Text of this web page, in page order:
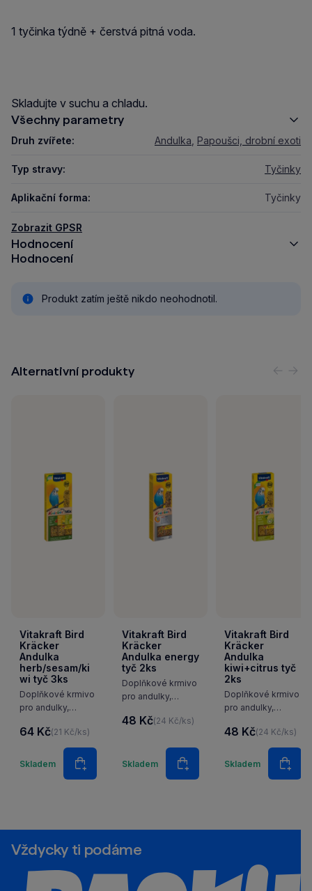
1 tyčinka týdně + čerstvá pitná voda.
Skladujte v suchu a chladu.
Všechny parametry
Druh zvířete: Andulka, Papoušci, drobní exoti
Typ stravy: Tyčinky
Aplikační forma: Tyčinky
Zobrazit GPSR
Hodnocení
Hodnocení
Produkt zatím ještě nikdo neohodnotil.
Alternativní produkty
Vitakraft Bird
Kräcker
Andulka
herb/sesam/ki
wi tyč 3ks
Doplňkové krmivo
pro andulky,
bylinky&paprika,
sezam&banán,
kiwi&citron.
64 Kč(21 Kč/ks)
Skladem
Množství
Do košíku
Vitakraft Bird
Kräcker
Andulka energy
tyč 2ks
Doplňkové krmivo
pro andulky,
bohatými na
48 Kč(24 Kč/ks)
Skladem
Množství
Do košíku
Vitakraft Bird
Kräcker
Andulka
kiwi+citrus tyč
2ks
Doplňkové krmivo
pro andulky,
a citrusy.
48 Kč(24 Kč/ks)
Skladem
Do
Vždycky ti podáme